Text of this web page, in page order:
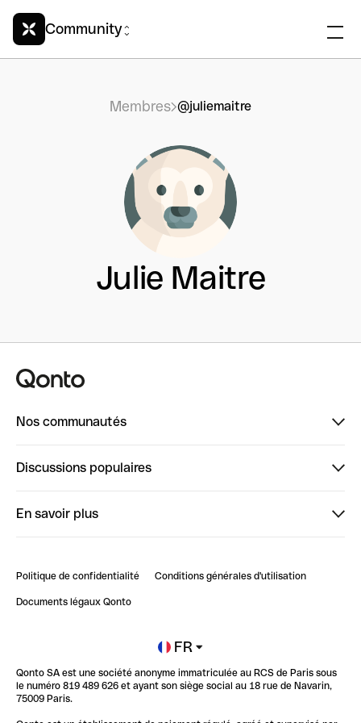
Community
Membres @juliemaitre
Julie Maitre
Nos communautés
ClubQonto
Discussions populaires
Impact de l'IA sur les carrières/productivité
En savoir plus
Blog
Newsroom
Glossaire finance
Politique de confidentialité Conditions générales d'utilisation
Documents légaux Qonto
FR
Qonto SA est une société anonyme immatriculée au RCS de Paris sous
le numéro 819 489 626 et ayant son siège social au 18 rue de Navarin,
75009 Paris.